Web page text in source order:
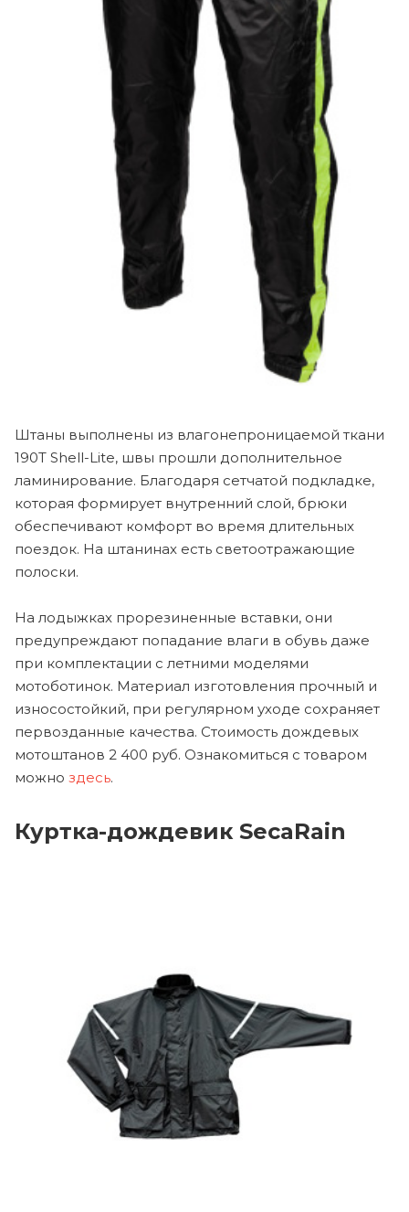
Штаны выполнены из влагонепроницаемой ткани
190T Shell-Lite, швы прошли дополнительное
ламинирование. Благодаря сетчатой подкладке,
которая формирует внутренний слой, брюки
обеспечивают комфорт во время длительных
поездок. На штанинах есть светоотражающие
полоски.
На лодыжках прорезиненные вставки, они
предупреждают попадание влаги в обувь даже
при комплектации с летними моделями
мотоботинок. Материал изготовления прочный и
износостойкий, при регулярном уходе сохраняет
первозданные качества. Стоимость дождевых
мотоштанов 2 400 руб. Ознакомиться с товаром
можно здесь.
Куртка-дождевик SecaRain